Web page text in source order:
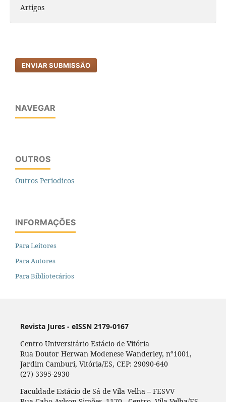
Artigos
ENVIAR SUBMISSÃO
NAVEGAR
OUTROS
Outros Periodicos
INFORMAÇÕES
Para Leitores
Para Autores
Para Bibliotecários
Revista Jures - eISSN 2179-0167
Centro Universitário Estácio de Vitória
Rua Doutor Herwan Modenese Wanderley, nº1001,
Jardim Camburi, Vitória/ES, CEP: 29090-640
(27) 3395-2930
Faculdade Estácio de Sá de Vila Velha – FESVV